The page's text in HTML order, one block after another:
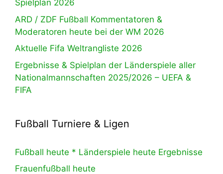
Spielplan 2026
ARD / ZDF Fußball Kommentatoren &
Moderatoren heute bei der WM 2026
Aktuelle Fifa Weltrangliste 2026
Ergebnisse & Spielplan der Länderspiele aller
Nationalmannschaften 2025/2026 – UEFA &
FIFA
Fußball Turniere & Ligen
Fußball heute * Länderspiele heute Ergebnisse
Frauenfußball heute